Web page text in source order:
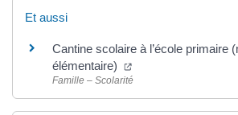
Et aussi
Cantine scolaire à l’école primaire
élémentaire)
(ouverture dans un
Famille – Scolarité